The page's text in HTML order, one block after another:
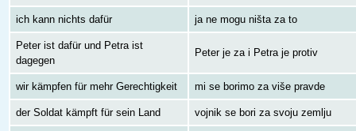
ich kann nichts dafür ja ne mogu ništa za to
Peter ist dafür und Petra ist
dagegen
Peter je za i Petra je protiv
wir kämpfen für mehr Gerechtigkeit mi se borimo za više pravde
der Soldat kämpft für sein Land vojnik se bori za svoju zemlju